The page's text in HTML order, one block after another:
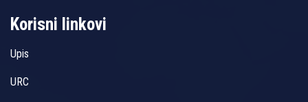
Korisni linkovi
Upis
URC